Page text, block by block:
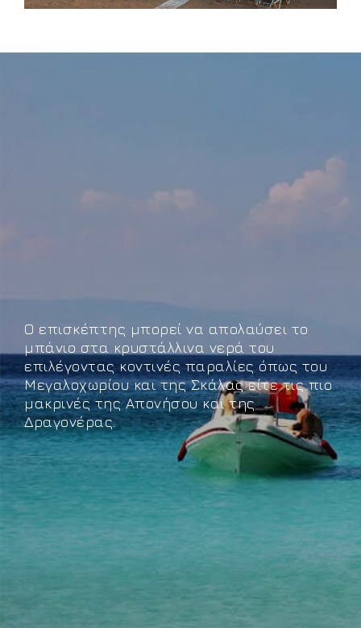
Ο επισκέπτης μπορεί να απολαύσει το
μπάνιο στα κρυστάλλινα νερά του
επιλέγοντας κοντινές παραλίες όπως του
Μεγαλοχωρίου και της Σκάλας είτε τις πιο
μακρινές της Απονήσου και της
Δραγονέρας.